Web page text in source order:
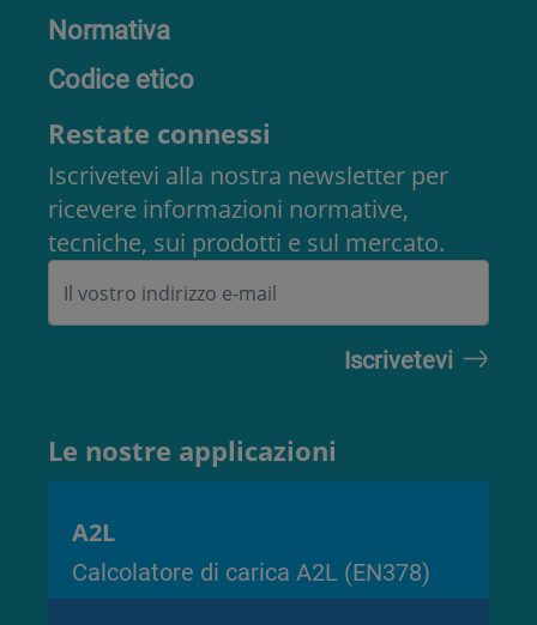
Normativa
Codice etico
Restate connessi
Iscrivetevi alla nostra newsletter per
ricevere informazioni normative,
tecniche, sui prodotti e sul mercato.
Le nostre applicazioni
A2L
Calcolatore di carica A2L (EN378)